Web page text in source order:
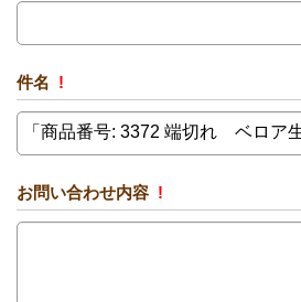
件名 !
お問い合わせ内容 !